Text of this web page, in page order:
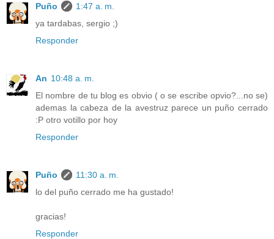
Puño
1:47 a. m.
ya tardabas, sergio ;)
Responder
An 10:48 a. m.
El nombre de tu blog es obvio ( o se escribe opvio?...no se)
ademas la cabeza de la avestruz parece un puño cerrado
:P otro votillo por hoy
Responder
Puño
11:30 a. m.
lo del puño cerrado me ha gustado!
gracias!
Responder